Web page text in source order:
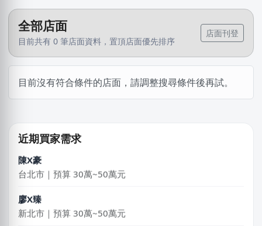
全部店面
目前共有 0 筆店面資料，置頂店面優先排序
店面刊登
目前沒有符合條件的店面，請調整搜尋條件後再試。
近期買家需求
姜X炮
高雄市｜預算 30萬~50萬元
陳X豪
台北市｜預算 30萬~50萬元
廖X臻
新北市｜預算 30萬~50萬元